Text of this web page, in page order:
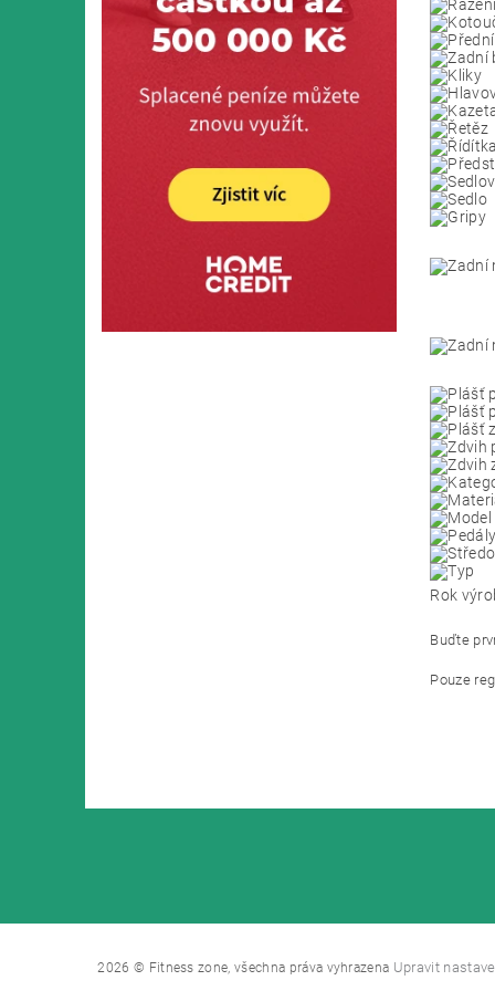
Rok
Buďte
Pouze
2026 © Fitness zone, všechna práva vyhrazena Upravit